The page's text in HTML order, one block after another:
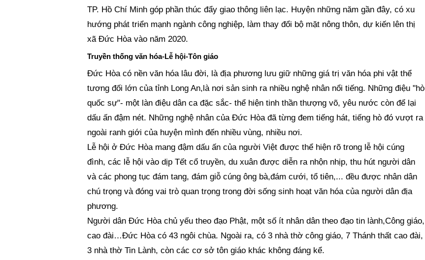
TP. Hồ Chí Minh góp phần thúc đẩy giao thông liên lạc. Huyện những năm gần đây, có xu
hướng phát triển mạnh ngành công nghiệp, làm thay đổi bộ mặt nông thôn, dự kiến lên thị
xã Đức Hòa vào năm 2020.
Truyền thống văn hóa-Lễ hội-Tôn giáo
Đức Hòa có nền văn hóa lâu đời, là địa phương lưu giữ những giá trị văn hóa phi vật thể
tương đối lớn của tỉnh Long An,là nơi sản sinh ra nhiều nghệ nhân nổi tiếng. Những điệu "hò
quốc sự"- một làn điệu dân ca đặc sắc- thể hiện tinh thần thượng võ, yêu nước còn để lại
dấu ấn đậm nét. Những nghệ nhân của Đức Hòa đã từng đem tiếng hát, tiếng hò đó vượt ra
ngoài ranh giới của huyện mình đến nhiều vùng, nhiều nơi.
Lễ hội ở Đức Hòa mang đậm dấu ấn của người Việt được thể hiện rõ trong lễ hội cúng
đình, các lễ hội vào dịp Tết cổ truyền, du xuân được diễn ra nhộn nhịp, thu hút người dân
và các phong tục đám tang, đám giỗ cúng ông bà,đám cưới, tổ tiên,... đều được nhân dân
chú trọng và đóng vai trò quan trọng trong đời sống sinh hoạt văn hóa của người dân địa
phương.
Người dân Đức Hòa chủ yếu theo đạo Phật, một số ít nhân dân theo đạo tin lành,Công giáo,
cao đài…Đức Hòa có 43 ngôi chùa. Ngoài ra, có 3 nhà thờ công giáo, 7 Thánh thất cao đài,
3 nhà thờ Tin Lành, còn các cơ sở tôn giáo khác không đáng kể.